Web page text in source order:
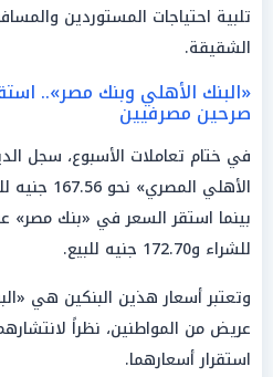
تلبية احتياجات المستوردين
الشقيقة.
«البنك الأهلي وبنك مصر»..
صرحين مصرفيين
في ختام تعاملات الأسبوع، سجل
للشراء و172.70 جنيه للبيع.
وتعتبر أسعار هذين البنكين هي
عريض من المواطنين، نظراً
استقرار أسعارهما.